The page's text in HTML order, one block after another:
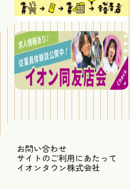
お問い合わせ
サイトのご利用にあたって
イオンタウン株式会社